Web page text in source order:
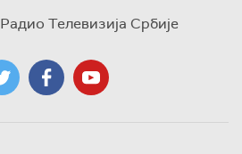
Радио Телевизија Србије